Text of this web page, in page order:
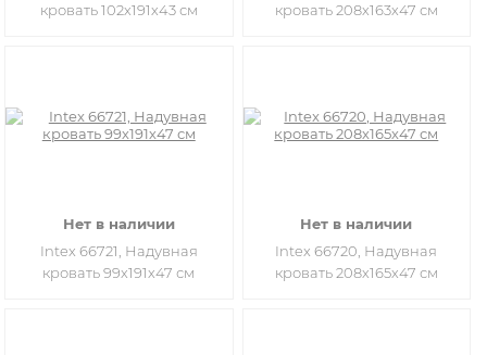
кровать 102х191х43 см
кровать 208х163х47 см
Нет в наличии
Intex 66721, Надувная
кровать 99х191х47 см
Нет в наличии
Intex 66720, Надувная
кровать 208х165х47 см